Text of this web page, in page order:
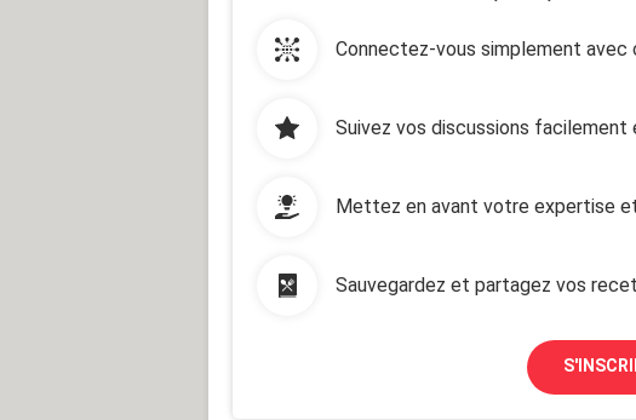
Connectez-vous simplement
Suivez vos discussions
Mettez en avant votre expertise
Sauvegardez et partagez vos